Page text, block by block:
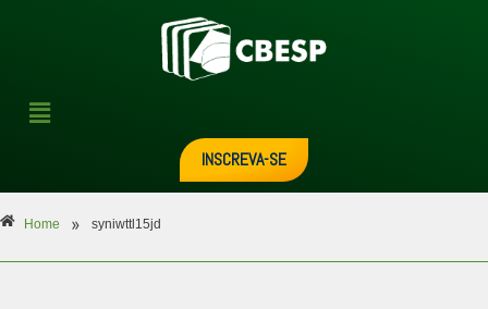
INSCREVA-SE
Home » syniwttl15jd